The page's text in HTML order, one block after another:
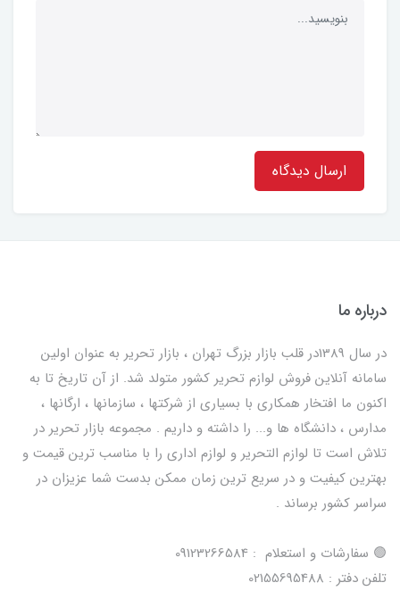
ارسال دیدگاه
درباره ما
در سال 1389در قلب بازار بزرگ تهران ، بازار تحریر به عنوان اولین
سامانه آنلاین فروش لوازم تحریر کشور متولد شد. از آن تاریخ تا به
اکنون ما افتخار همکاری با بسیاری از شرکتها ، سازمانها ، ارگانها ،
مدارس ، دانشگاه ها و... را داشته و داریم . مجموعه بازار تحریر در
تلاش است تا لوازم التحریر و لوازم اداری را با مناسب ترین قیمت و
بهترین کیفیت و در سریع ترین زمان ممکن بدست شما عزیزان در
سراسر کشور برساند .
🟢 سفارشات و استعلام : 09123266584
تلفن دفتر : 02155695488